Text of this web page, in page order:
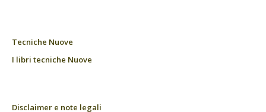
Tecniche Nuove
I libri tecniche Nuove
Disclaimer e note legali